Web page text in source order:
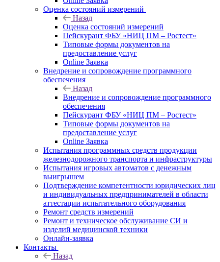
Оценка состояний измерений
Назад
Оценка состояний измерений
Пейскурант ФБУ «НИЦ ПМ – Ростест»
Типовые формы документов на
предоставление услуг
Online Заявка
Внедрение и сопровождение программного
обеспечения
Назад
Внедрение и сопровождение программного
обеспечения
Пейскурант ФБУ «НИЦ ПМ – Ростест»
Типовые формы документов на
предоставление услуг
Online Заявка
Испытания программных средств продукции
железнодорожного транспорта и инфраструктуры
Испытания игровых автоматов с денежным
выигрышем
Подтверждение компетентности юридических лиц
и индивидуальных предпринимателей в области
аттестации испытательного оборудования
Ремонт средств измерений
Ремонт и техническое обслуживание СИ и
изделий медицинской техники
Онлайн-заявка
Контакты
Назад